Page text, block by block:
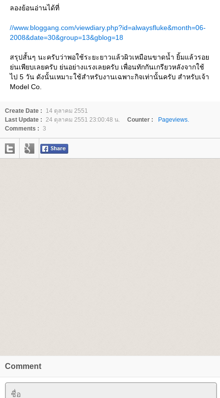
ลองย้อนอ่านได้ที่
//www.bloggang.com/viewdiary.php?id=alwaysfluke&month=06-
2008&date=30&group=13&gblog=18
สรุปสั้นๆ นะครับว่าพอใช้ระยะยาวแล้วผิวเหมือนขาดน้ำ ยิ้มแล้วรอ
่นเพียบเลยครับ ย่นอย่างแรงเลยครับ เพื่อนทักกันเกรียวหลังจากใช้
ไป 5 วัน ดังนั้นเหมาะใช้สำหรับงานเฉพาะกิจเท่านั้นครับ สำหรับเจ้า
Model Co.
Create Date :
14 ตุลาคม 2551
Last Update : 24 ตุลาคม 2551 23:00:48 น. Counter :
Pageviews.
Comments : 3
Comment